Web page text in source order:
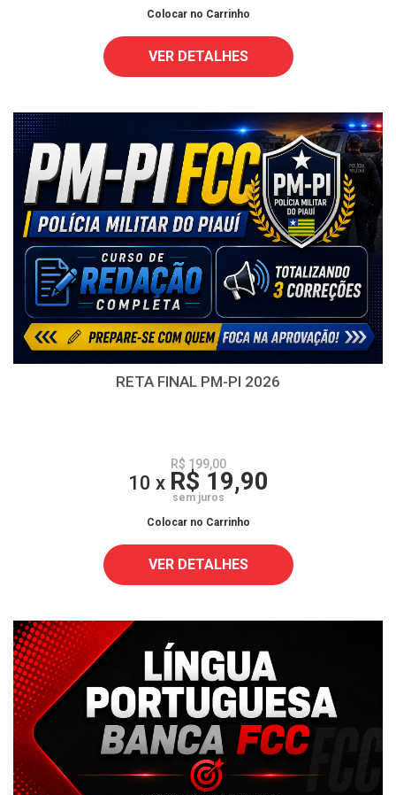
Colocar no Carrinho
VER DETALHES
RETA FINAL PM-PI 2026
R$ 199,00
10 x R$ 19,90
sem juros
Colocar no Carrinho
VER DETALHES